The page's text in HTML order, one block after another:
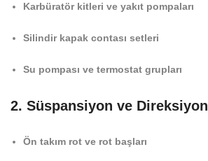
Karbüratör kitleri ve yakıt pompaları
Silindir kapak contası setleri
Su pompası ve termostat grupları
2. Süspansiyon ve Direksiyon
Ön takım rot ve rot başları